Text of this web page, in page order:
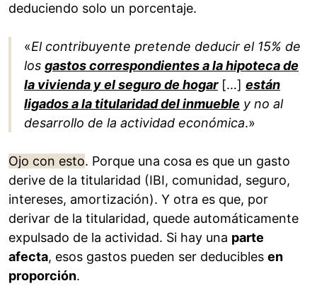
deduciendo solo un porcentaje.
«El contribuyente pretende deducir el 15% de
los gastos correspondientes a la hipoteca de
la vivienda y el seguro de hogar[…] están
ligados a la titularidad del inmueble y no al
desarrollo de la actividad económica.»
Ojo con esto. Porque una cosa es que un gasto
derive de la titularidad (IBI, comunidad, seguro,
intereses, amortización). Y otra es que, por
derivar de la titularidad, quede automáticamente
expulsado de la actividad. Si hay una parte
afecta, esos gastos pueden ser deducibles en
proporción.